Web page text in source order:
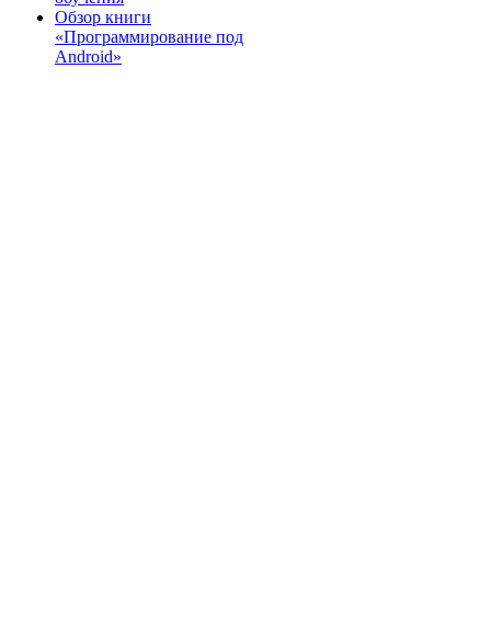
Обзор книги
«Программирование под
Android»